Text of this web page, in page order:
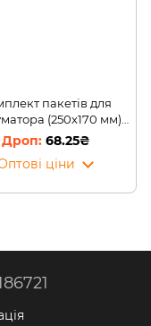
пакетів для
(250х170 мм),
10 штук
68.25₴
ціни